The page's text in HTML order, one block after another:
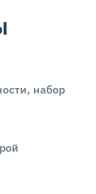
набор